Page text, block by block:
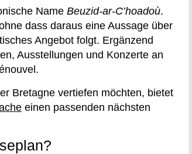
Name Beuzid-ar-C’hoadoù.
dass daraus eine Aussage über
Angebot folgt. Ergänzend
Ausstellungen und Konzerte an
Bretagne vertiefen möchten, bietet
einen passenden nächsten